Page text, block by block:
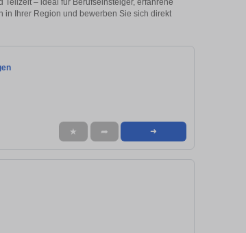
in Ihrer Region und bewerben Sie sich direkt
★ ➦ ➜